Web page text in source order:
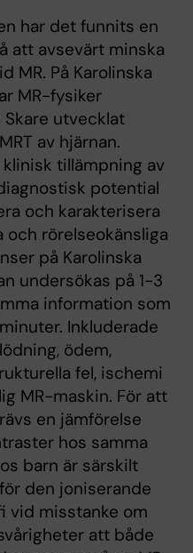
har det funnits en
att avsevärt minska
MR. På Karolinska
MR-fysiker
utvecklat
av hjärnan.
tillämpning av
potential
och karakterisera
och rörelseokänsliga
på Karolinska
undersökas på 1-3
information som
Inkluderade
ödem,
fel, ischemi
MR-maskin. För att
en jämförelse
hos samma
barn är särskilt
den joniserande
vid misstanke om
att både